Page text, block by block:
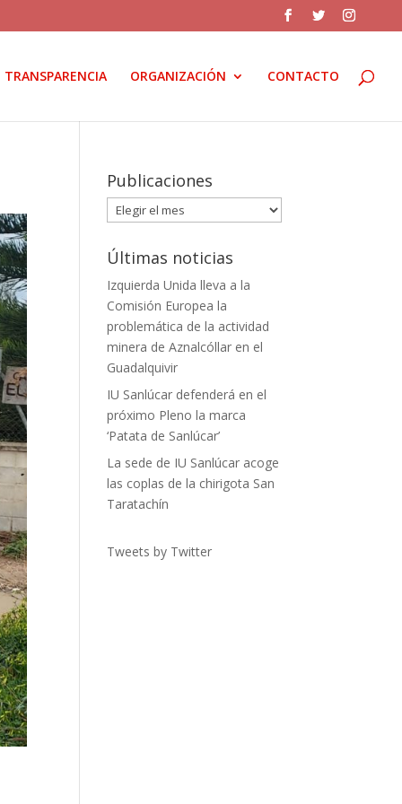
TRANSPARENCIA ORGANIZACIÓN CONTACTO
Publicaciones
Publicaciones
Últimas noticias
Izquierda Unida lleva a la
Comisión Europea la
problemática de la actividad
minera de Aznalcóllar en el
Guadalquivir
IU Sanlúcar defenderá en el
próximo Pleno la marca
‘Patata de Sanlúcar’
La sede de IU Sanlúcar acoge
las coplas de la chirigota San
Taratachín
Tweets by Twitter